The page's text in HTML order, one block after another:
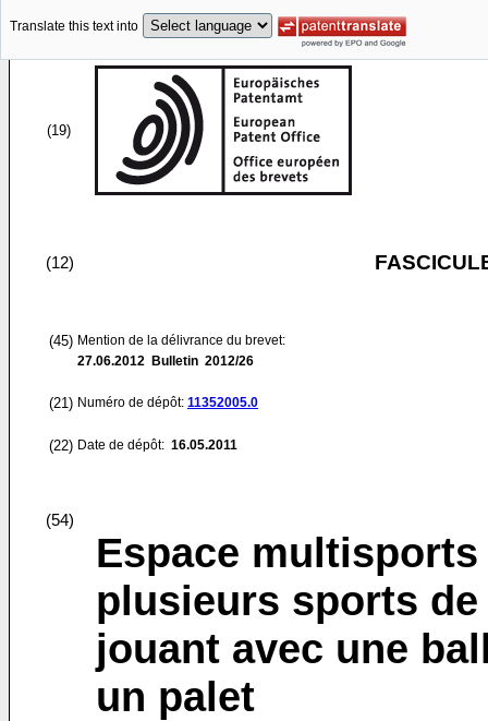
Translate this text into
(19)
(12)
(45) Mention de la délivrance du brevet:
27.06.2012 Bulletin 2012/26
(21) Numéro de dépôt: 11352005.0
(22) Date de dépôt: 16.05.2011
(54)
Espace
plusieurs sports
jouant avec une
un palet